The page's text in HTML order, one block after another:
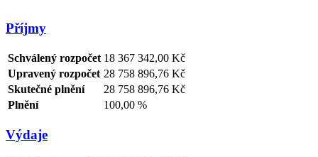
Příjmy
Schválený rozpočet 18 367 342,00 Kč
Upravený rozpočet 28 758 896,76 Kč
Skutečné plnění
28 758 896,76 Kč
Plnění
100,00 %
Výdaje